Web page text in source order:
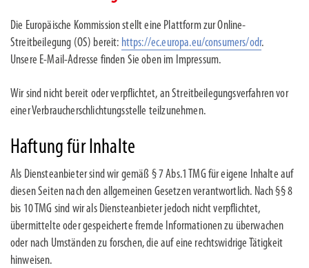
Die Europäische Kommission stellt eine Plattform zur Online-
Streitbeilegung (OS) bereit: https://ec.europa.eu/consumers/odr.
Unsere E-Mail-Adresse finden Sie oben im Impressum.
Wir sind nicht bereit oder verpflichtet, an Streitbeilegungsverfahren vor
einer Verbraucherschlichtungsstelle teilzunehmen.
Haftung für Inhalte
Als Diensteanbieter sind wir gemäß § 7 Abs.1 TMG für eigene Inhalte auf
diesen Seiten nach den allgemeinen Gesetzen verantwortlich. Nach §§ 8
bis 10 TMG sind wir als Diensteanbieter jedoch nicht verpflichtet,
übermittelte oder gespeicherte fremde Informationen zu überwachen
oder nach Umständen zu forschen, die auf eine rechtswidrige Tätigkeit
hinweisen.